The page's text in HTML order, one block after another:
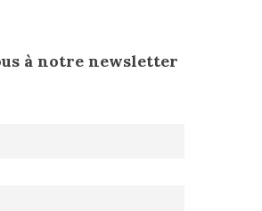
à notre newsletter